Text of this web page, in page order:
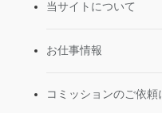
当サイトについて
お仕事情報
コミッションのご依頼